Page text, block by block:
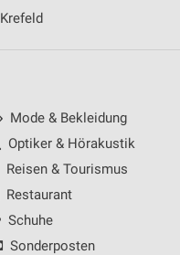
Krefeld
Mode & Bekleidung
Optiker & Hörakustik
Reisen & Tourismus
Restaurant
Schuhe
Sonderposten